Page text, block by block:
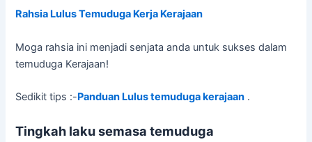
Rahsia Lulus Temuduga Kerja Kerajaan
Moga rahsia ini menjadi senjata anda untuk sukses dalam
temuduga Kerajaan!
Sedikit tips :-Panduan Lulus temuduga kerajaan .
Tingkah laku semasa temuduga